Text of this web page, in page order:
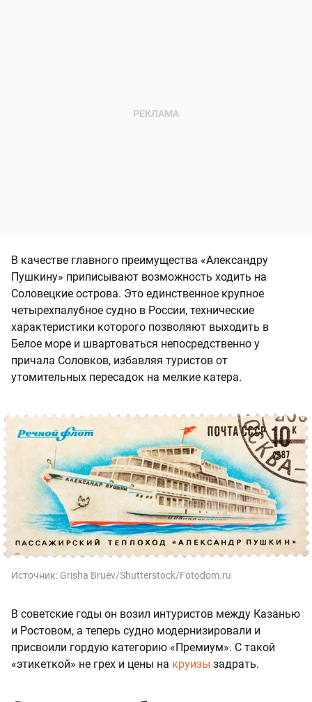
В качестве главного преимущества «Александру
Пушкину» приписывают возможность ходить на
Соловецкие острова. Это единственное крупное
четырехпалубное судно в России, технические
характеристики которого позволяют выходить в
Белое море и швартоваться непосредственно у
причала Соловков, избавляя туристов от
утомительных пересадок на мелкие катера.
Источник: Grisha Bruev/Shutterstock/Fotodom.ru
В советские годы он возил интуристов между Казанью
и Ростовом, а теперь судно модернизировали и
присвоили гордую категорию «Премиум». С такой
«этикеткой» не грех и цены на круизы задрать.